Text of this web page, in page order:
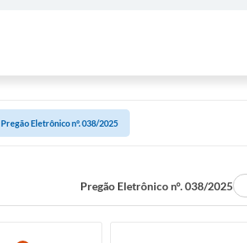
Pregão Eletrônico n°. 038/2025
Pregão Eletrônico n°. 038/2025